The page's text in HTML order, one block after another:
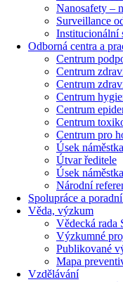
Nanosafety –
Surveillance
Institucionální
Odborná centra a
Centrum
Centrum
Centrum
Centrum
Centrum
Centrum
Centrum pro
Úsek
Útvar ředitele
Úsek
Národní
Spolupráce a
Věda, výzkum
Vědecká rada
Výzkumné
Publikované
Mapa
Vzdělávání